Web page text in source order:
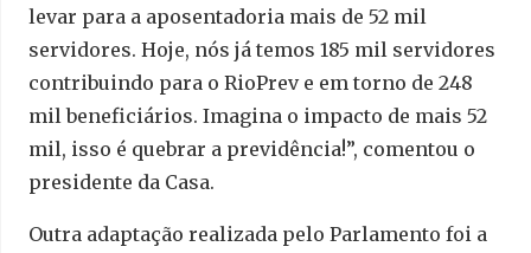
levar para a aposentadoria mais de 52 mil
servidores. Hoje, nós já temos 185 mil servidores
contribuindo para o RioPrev e em torno de 248
mil beneficiários. Imagina o impacto de mais 52
mil, isso é quebrar a previdência!”, comentou o
presidente da Casa.
Outra adaptação realizada pelo Parlamento foi a